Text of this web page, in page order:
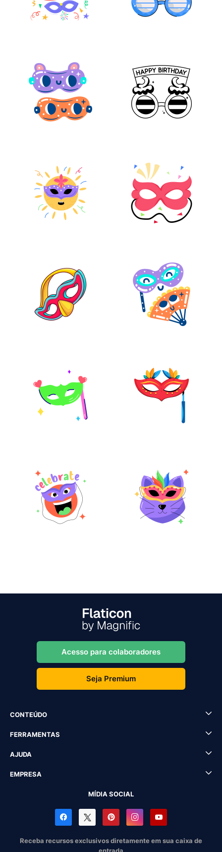
Acesso para colaboradores
Seja Premium
CONTEÚDO
FERRAMENTAS
AJUDA
EMPRESA
MÍDIA SOCIAL
Receba recursos exclusivos diretamente em sua caixa de